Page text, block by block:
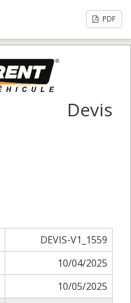
PDF
Devis
DEVIS-V1_1559
10/04/2025
10/05/2025